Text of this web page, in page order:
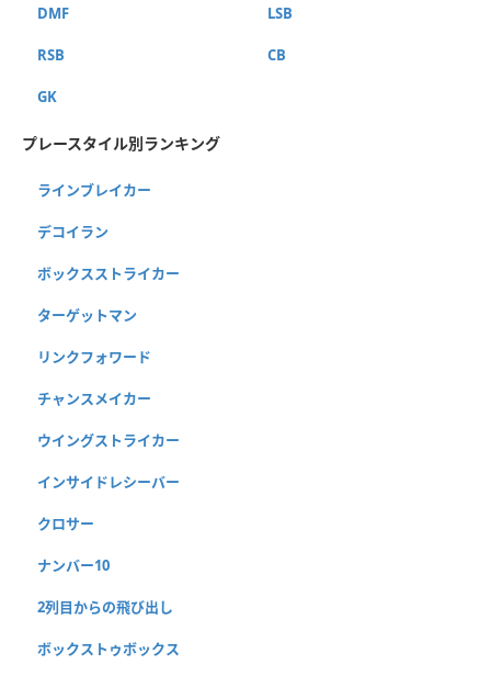
DMF LSB
RSB CB
GK
プレースタイル別ランキング
ラインブレイカー
デコイラン
ボックスストライカー
ターゲットマン
リンクフォワード
チャンスメイカー
ウイングストライカー
インサイドレシーバー
クロサー
ナンバー10
2列目からの飛び出し
ボックストゥボックス